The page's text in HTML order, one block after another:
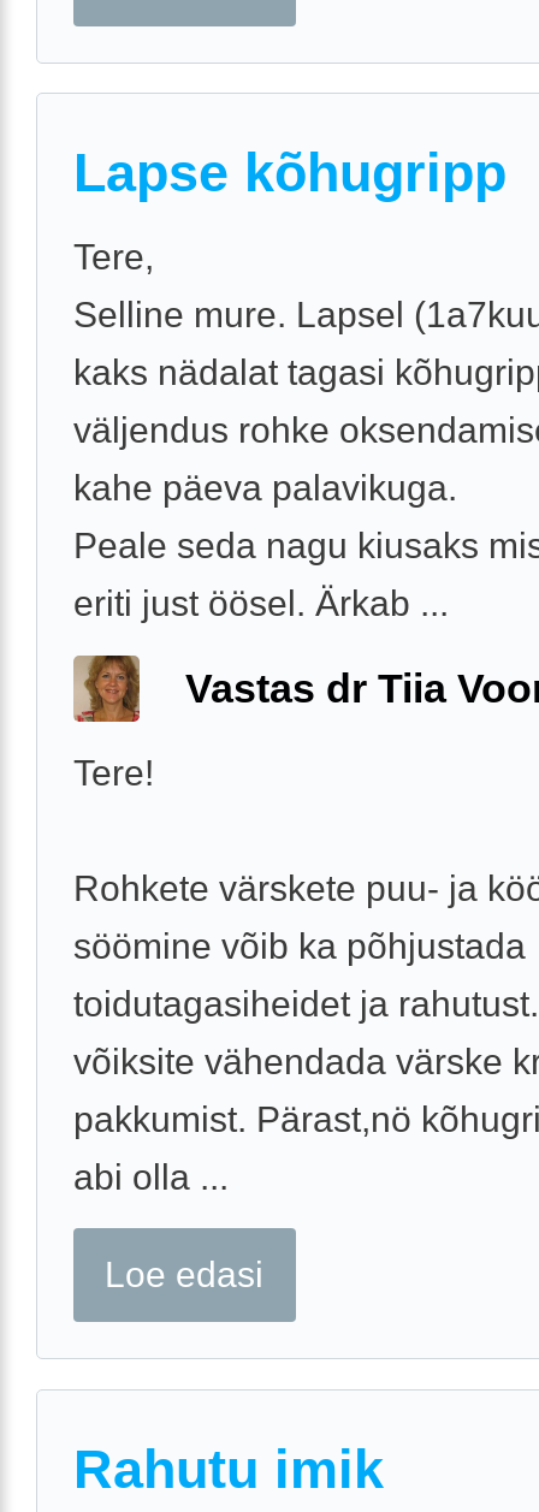
Lapse kõhugripp
Tere,
Selline mure. Lapsel
kaks nädalat tagasi
väljendus rohke
kahe päeva palavikuga.
Peale seda nagu kiusaks
eriti just öösel. Ärkab ...
Vastas dr Tiia
Tere!
Rohkete värskete puu- ja
söömine võib ka põhjustada
toidutagasiheidet ja
võiksite vähendada värske
pakkumist. Pärast,nö
abi olla ...
Loe edasi
Rahutu imik